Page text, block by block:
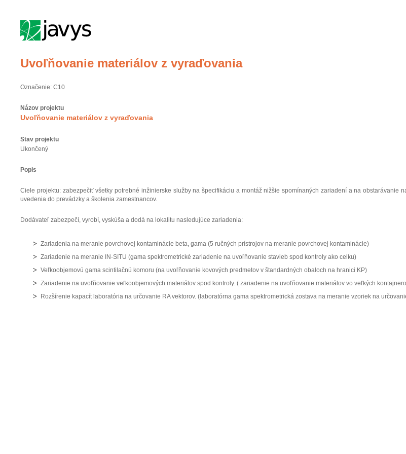
Uvoľňovanie materiálov z vyraďovania
Označenie: C10
Názov projektu
Uvoľňovanie materiálov z vyraďovania
Stav projektu
Ukončený
Popis
Ciele projektu: zabezpečiť všetky potrebné inžinierske služby na špecifikáciu a montáž nižšie spomínaných zariadení a na obstarávanie
uvedenia do prevádzky a školenia zamestnancov.
Dodávateľ zabezpečí, vyrobí, vyskúša a dodá na lokalitu nasledujúce zariadenia:
Zariadenia na meranie povrchovej kontaminácie beta, gama (5 ručných prístrojov na meranie povrchovej kontaminácie)
Zariadenie na meranie IN-SITU (gama spektrometrické zariadenie na uvoľňovanie stavieb spod kontroly ako celku)
Veľkoobjemovú gama scintilačnú komoru (na uvoľňovanie kovových predmetov v štandardných obaloch na hranici KP)
Zariadenie na uvoľňovanie veľkoobjemových materiálov spod kontroly. ( zariadenie na uvoľňovanie materiálov vo veľkých
Rozšírenie kapacít laboratória na určovanie RA vektorov. (laboratórna gama spektrometrická zostava na meranie vzoriek na